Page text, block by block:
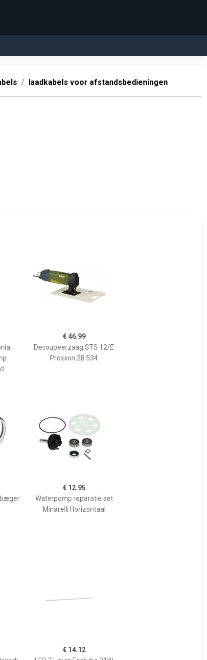
laadkabels voor afstandsbedieningen
€ 46.99
Decoupeerzaag STS 12/E
Proxxon 28 534
€ 12.95
Waterpomp reparatie set
Minarelli Horizontaal
€ 14.12